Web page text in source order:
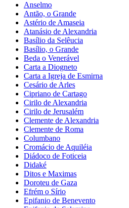
Anselmo
Antão, o Grande
Astério de Amaseia
Atanásio de Alexandria
Basílio da Selêucia
Basílio, o Grande
Beda o Venerável
Carta a Diogneto
Carta a Igreja de Esmirna
Cesário de Arles
Cipriano de Cartago
Cirilo de Alexandria
Cirilo de Jerusalém
Clemente de Alexandria
Clemente de Roma
Columbano
Cromácio de Aquiléia
Diádoco de Foticeia
Didaké
Ditos e Maximas
Doroteu de Gaza
Efrém o Sírio
Epifanio de Benevento